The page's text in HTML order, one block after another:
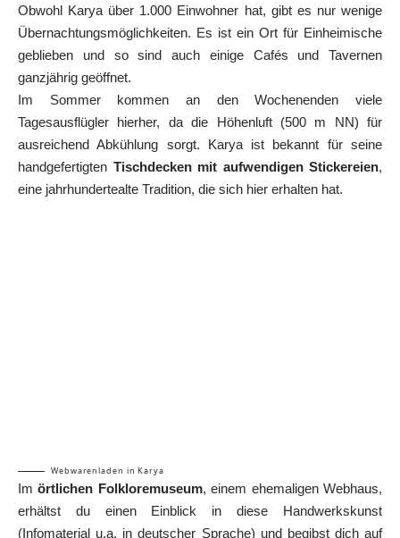
Obwohl Karya über 1.000 Einwohner hat, gibt es nur wenige
Übernachtungsmöglichkeiten. Es ist ein Ort für Einheimische
geblieben und so sind auch einige Cafés und Tavernen
ganzjährig geöffnet.
Im Sommer kommen an den Wochenenden viele
Tagesausflügler hierher, da die Höhenluft (500 m NN) für
ausreichend Abkühlung sorgt. Karya ist bekannt für seine
handgefertigten Tischdecken mit aufwendigen Stickereien,
eine jahrhundertealte Tradition, die sich hier erhalten hat.
Webwarenladen in Karya
Imörtlichen Folkloremuseum, einem ehemaligen Webhaus,
erhältst du einen Einblick in diese Handwerkskunst
(Infomaterial u.a. in deutscher Sprache) und begibst dich auf